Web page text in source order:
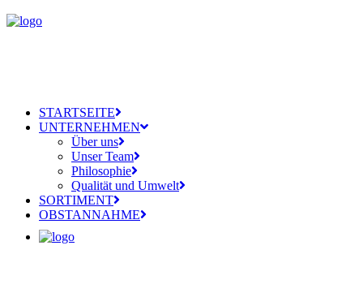
STARTSEITE
UNTERNEHMEN
Über uns
Unser Team
Philosophie
Qualität und Umwelt
SORTIMENT
OBSTANNAHME